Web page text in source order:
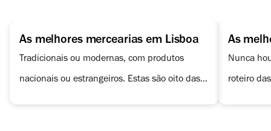
As melhores mercearias em Lisboa
Tradicionais ou modernas, com produtos
nacionais ou estrangeiros. Estas são oito das
As
Nunca
roteiro